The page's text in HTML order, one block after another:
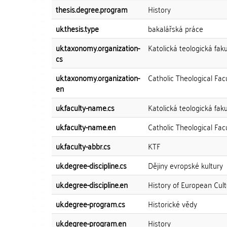
thesis.degree.program
History
uk.thesis.type
bakalářská práce
uk.taxonomy.organization-
cs
Katolická teologická
uk.taxonomy.organization-
en
Catholic Theological
uk.faculty-name.cs Katolická teologická
uk.faculty-name.en
Catholic Theological
uk.faculty-abbr.cs
KTF
uk.degree-discipline.cs
Dějiny evropské kultury
uk.degree-discipline.en
History of European
uk.degree-program.cs
Historické vědy
uk.degree-program.en
History